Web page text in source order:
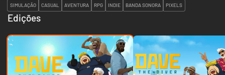
SIMULAÇÃO CASUAL AVENTURA RPG INDIE BANDA SONORA PIXELS
Edições